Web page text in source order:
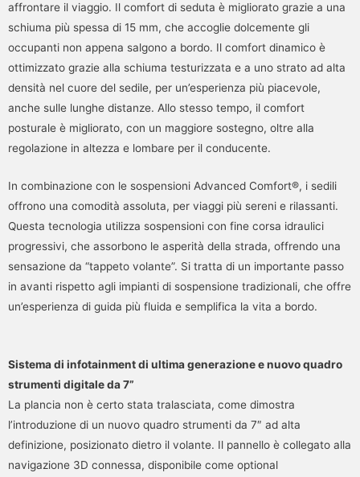
affrontare il viaggio. Il comfort di seduta è migliorato grazie a una
schiuma più spessa di 15 mm, che accoglie dolcemente gli
occupanti non appena salgono a bordo. Il comfort dinamico è
ottimizzato grazie alla schiuma testurizzata e a uno strato ad alta
densità nel cuore del sedile, per un’esperienza più piacevole,
anche sulle lunghe distanze. Allo stesso tempo, il comfort
posturale è migliorato, con un maggiore sostegno, oltre alla
regolazione in altezza e lombare per il conducente.
In combinazione con le sospensioni Advanced Comfort®, i sedili
offrono una comodità assoluta, per viaggi più sereni e rilassanti.
Questa tecnologia utilizza sospensioni con fine corsa idraulici
progressivi, che assorbono le asperità della strada, offrendo una
sensazione da “tappeto volante”. Si tratta di un importante passo
in avanti rispetto agli impianti di sospensione tradizionali, che offre
un’esperienza di guida più fluida e semplifica la vita a bordo.
Sistema di infotainment di ultima generazione e nuovo quadro
strumenti digitale da 7”
La plancia non è certo stata tralasciata, come dimostra
l’introduzione di un nuovo quadro strumenti da 7″ ad alta
definizione, posizionato dietro il volante. Il pannello è collegato alla
navigazione 3D connessa, disponibile come optional